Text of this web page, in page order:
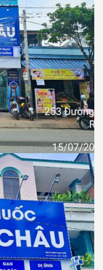
Nhà Thuốc
Tỉnh Tây